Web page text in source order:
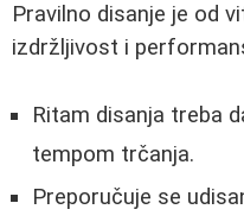
Pravilno disanje je od
izdržljivost i
Ritam disanja treba
tempom trčanja.
Preporučuje se